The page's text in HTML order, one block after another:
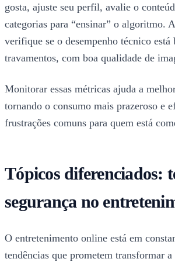
gosta, ajuste seu perfil, avalie o
categorias para “ensinar” o algoritmo.
verifique se o desempenho técnico está
travamentos, com boa qualidade de
Monitorar essas métricas ajuda a
tornando o consumo mais prazeroso e
frustrações comuns para quem está
Tópicos diferenciados:
segurança no
O entretenimento online está em
tendências que prometem transformar